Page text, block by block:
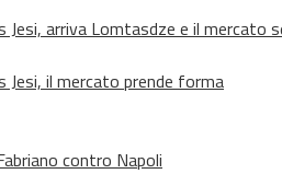
Jesi, arriva Lomtasdze e il mercato
il mercato prende forma
contro Napoli